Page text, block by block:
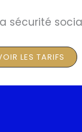
sécurité
LES TARIFS